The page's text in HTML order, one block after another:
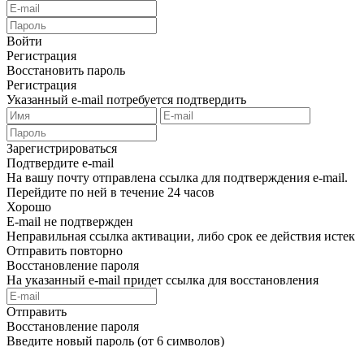
Войти
Регистрация
Восстановить пароль
Регистрация
Указанный e-mail потребуется подтвердить
Зарегистрироваться
Подтвердите e-mail
На вашу почту отправлена ссылка для подтверждения e-mail.
Перейдите по ней в течение 24 часов
Хорошо
E-mail не подтвержден
Неправильная ссылка активации, либо срок ее действия истек
Отправить повторно
Восстановление пароля
На указанный e-mail придет ссылка для восстановления
Отправить
Восстановление пароля
Введите новый пароль (от 6 символов)